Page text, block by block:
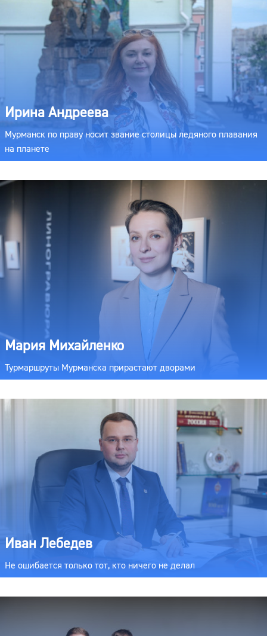
Ирина Андреева
Мурманск по праву носит звание столицы ледяного плавания
на планете
Мария Михайленко
Турмаршруты Мурманска прирастают дворами
Иван Лебедев
Не ошибается только тот, кто ничего не делал